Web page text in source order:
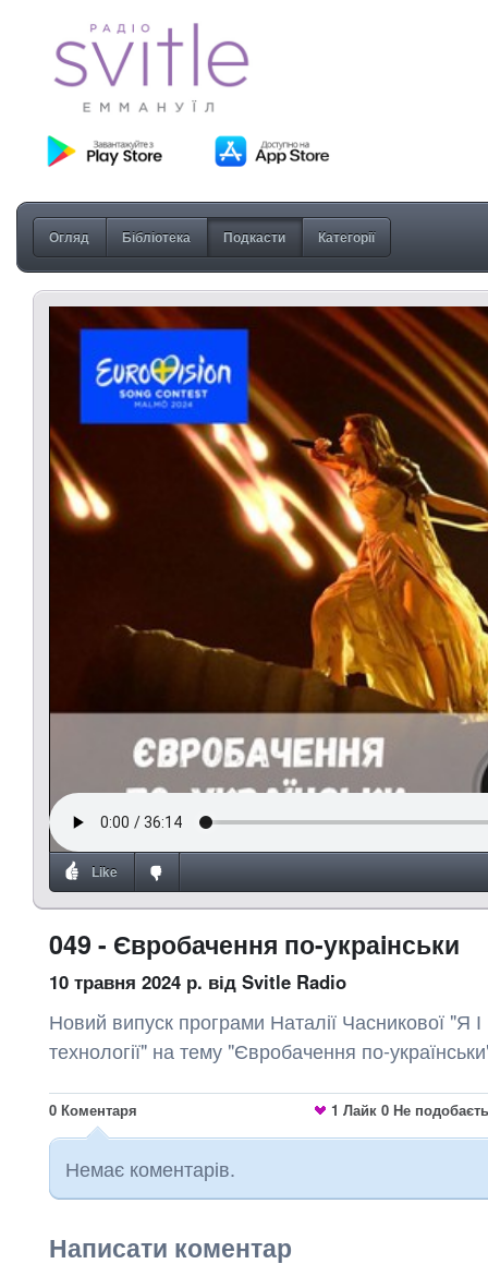
Огляд Бібліотека Подкасти Категорії
Like
049 - Євробачення по-украiнськи
10 травня 2024 р. від Svitle Radio
Новий випуск програми Наталії Часникової "Я І
технології" на тему "Євробачення по-
1 Лайк 0 Не
0 Коментаря
Немає коментарів.
Написати коментар